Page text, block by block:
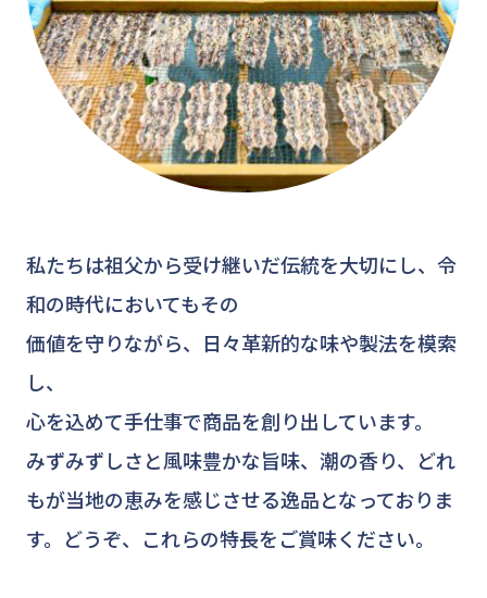
私たちは祖父から受け継いだ伝統を大切にし、令
和の時代においてもその
価値を守りながら、日々革新的な味や製法を模索
し、
心を込めて手仕事で商品を創り出しています。
みずみずしさと風味豊かな旨味、潮の香り、どれ
もが当地の恵みを感じさせる逸品となっておりま
す。どうぞ、これらの特長をご賞味ください。